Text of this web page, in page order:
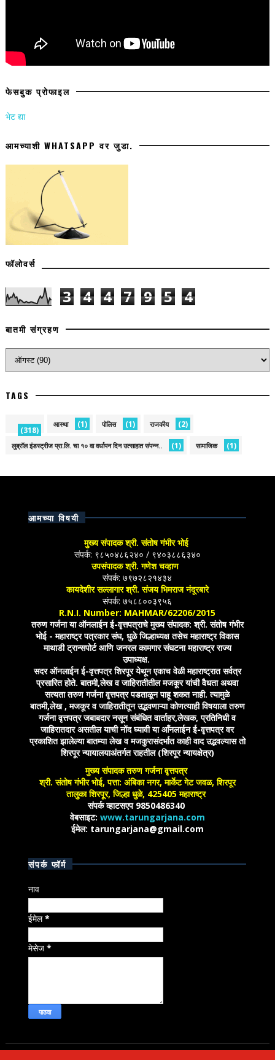
फेसबुक प्रोफाइल
भेट द्या
आमच्याशी WHATSAPP वर जुडा.
फॉलोवर्स
3 4 4 7 9 5 4
बातमी संग्रहण
TAGS
(318)
आस्था (1) पोलिस (1) राजकीय (2)
लुब्रॉल इंडस्ट्रीज प्रा.लि. चा १० वा वर्धापन दिन उत्साहात संपन्न.. (1) सामाजिक (1)
आमच्या विषयी
मुख्य संपादक श्री. संतोष गंभीर भोई
संपर्क: ९८५०४८६२४० / ९४०३८८६३४०
उपसंपादक श्री. गणेश चव्हाण
संपर्क: ७९७२८२१४३४
कायदेशीर सल्लागार श्री. संजय भिमराज नंदूरबारे
संपर्क: ७५८८००३९५६
R.N.I. Number: MAHMAR/62206/2015
तरुण गर्जना या ऑनलाईन ई-वृत्तपत्राचे मुख्य संपादक: श्री. संतोष गंभीर
भोई - महाराष्ट्र पत्रकार संघ, धुळे जिल्हाध्यक्ष तसेच महाराष्ट्र विकास
माथाडी ट्रान्सपोर्ट आणि जनरल कामगार संघटना महाराष्ट्र राज्य
उपाध्यक्ष.
सदर ऑनलाईन ई-वृत्तपत्र शिरपूर येथून एकाच वेळी महाराष्ट्रात सर्वत्र
प्रसारित होते. बातमी,लेख व जाहिरातीतील मजकूर यांची वैधता अथवा
सत्यता तरुण गर्जना वृत्तपत्र पडताळून पाहू शकत नाही. त्यामुळे
बातमी,लेख , मजकूर व जाहिरातीतून उद्भवणाऱ्या कोणत्याही विषयाला तरुण
गर्जना वृत्तपत्र जबाबदार नसून संबंधित वार्ताहर,लेखक, प्रतिनिधी व
जाहिरातदार असतील याची नोंद घ्यावी या आँनलाईन ई-वृत्तपत्र वर
प्रकाशित झालेल्या बातम्या लेख व मजकुरासंदर्भात काही वाद उद्भवल्यास तो
शिरपूर न्यायालयाअंतर्गत राहतील (शिरपूर न्यायक्षेत्र)
मुख्य संपादक तरुण गर्जना वृत्तपत्र
श्री. संतोष गंभीर भोई, पत्ता: अंबिका नगर, मार्केट गेट जवळ, शिरपूर
तालुका शिरपूर, जिल्हा धुळे, 425405 महाराष्ट्र
संपर्क व्हाटसएप 9850486340
वेबसाइट: www.tarungarjana.com
ईमेल: tarungarjana@gmail.com
संपर्क फॉर्म
नाव
ईमेल*
मेसेज*